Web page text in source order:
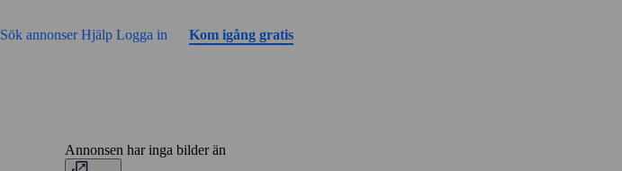
Sök annonserHjälp Logga in Kom igång gratis
Annonsen har inga bilder än